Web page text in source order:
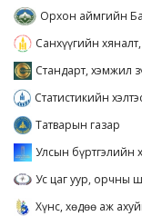
Орхон аймгийн
Санхүүгийн
Стандарт, хэмжил
Статистикийн
Татварын газар
Улсын бүртгэлийн
Ус цаг уур, орчны
Хүнс, хөдөө аж